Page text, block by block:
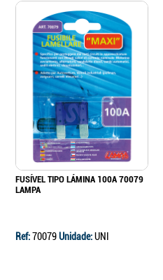
FUSÍVEL TIPO LÁMINA 100A 70079
LAMPA
Ref:70079Unidade:UNI